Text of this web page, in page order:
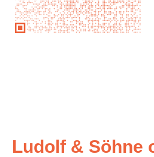
Ludolf & Söhne